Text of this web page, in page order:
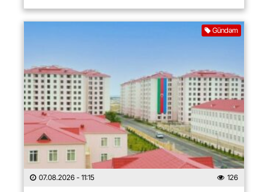
Gündəm
07.08.2026 - 11:15 126